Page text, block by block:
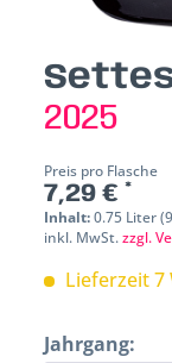
2025
Preis pro Flasche
7,29 € *
Inhalt:0.75 Liter
inkl. MwSt.zzgl.
Lieferzeit 7
Jahrgang: